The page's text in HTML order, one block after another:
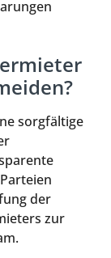
sorgfältige
der
zur